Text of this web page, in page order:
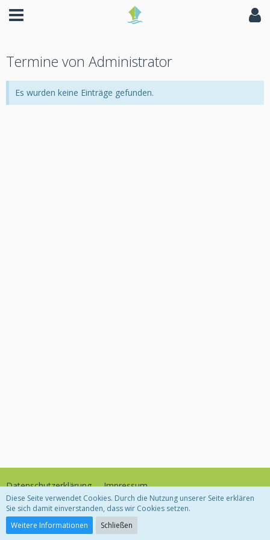
Termine von Administrator
Es wurden keine Einträge gefunden.
Datenschutzerklärung Impressum
Community-Software:
Diese Seite verwendet Cookies. Durch die Nutzung unserer Seite erklären
Sie sich damit einverstanden, dass wir Cookies setzen.
Weitere Informationen
Schließen